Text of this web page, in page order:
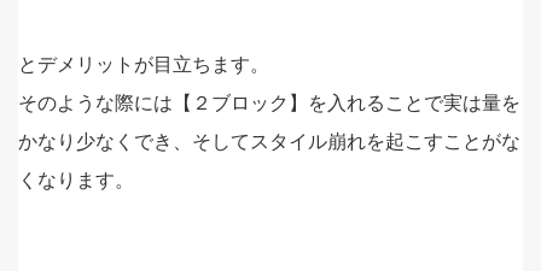
とデメリットが目立ちます。
そのような際には【２ブロック】を入れることで実は量を
かなり少なくでき、そしてスタイル崩れを起こすことがな
くなります。